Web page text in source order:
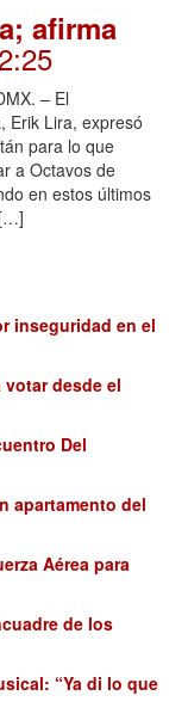
afirma
– El
Erik Lira, expresó
para lo que
a Octavos de
en estos últimos
inseguridad en el
votar desde el
Del
apartamento del
Aérea para
de los
“Ya di lo que